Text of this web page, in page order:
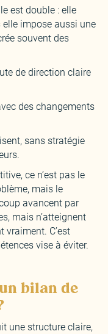
est double : elle
elle impose aussi une
souvent des
de direction claire
des changements
sans stratégie
ce n’est pas le
mais le
avancent par
mais n’atteignent
vraiment. C’est
vise à éviter.
bilan de
une structure claire,